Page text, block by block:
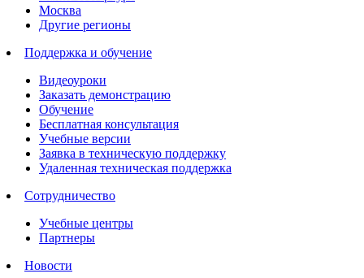
Москва
Другие регионы
Поддержка и обучение
Видеоуроки
Заказать демонстрацию
Обучение
Бесплатная консультация
Учебные версии
Заявка в техническую поддержку
Удаленная техническая поддержка
Сотрудничество
Учебные центры
Партнеры
Новости